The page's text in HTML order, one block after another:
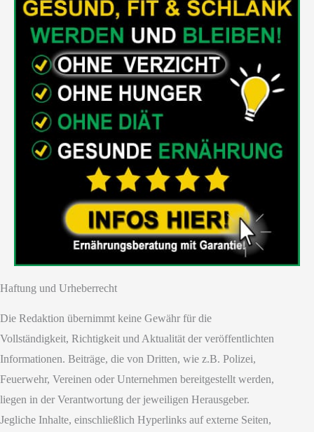
Haftung und Urheberrecht
Die Redaktion übernimmt keine Gewähr für die
Vollständigkeit, Richtigkeit und Aktualität der veröffentlichten
Informationen. Beiträge, die von Dritten, wie z.B. Polizei,
Feuerwehr, Vereinen oder Unternehmen bereitgestellt werden,
liegen in der Verantwortung der jeweiligen Herausgeber.
Jegliche Inhalte, einschließlich Hyperlinks auf externe Seiten,